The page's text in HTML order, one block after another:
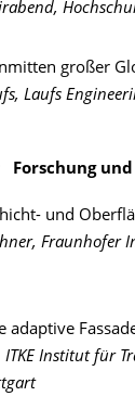
großer
Laufs
Forschung
und
Fraunhofer
adaptive
ITKE Institut für